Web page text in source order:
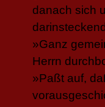
danach sich
»Ganz
Herrn
»Paßt auf,